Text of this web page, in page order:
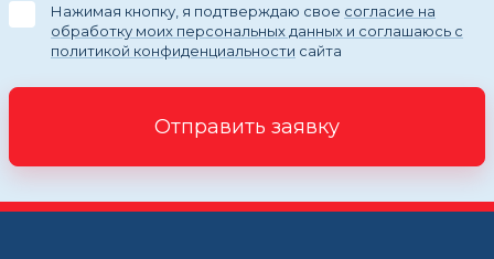
Нажимая кнопку, я подтверждаю свое согласие на
обработку моих персональных данных и соглашаюсь с
политикой конфиденциальности сайта
Отправить заявку